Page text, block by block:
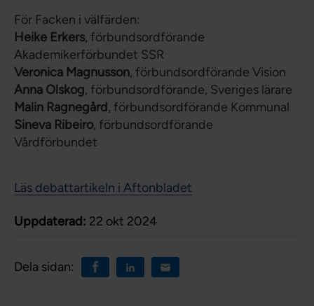
För Facken i välfärden:
Heike Erkers, förbundsordförande
Akademikerförbundet SSR
Veronica Magnusson, förbundsordförande Vision
Anna Olskog, förbundsordförande, Sveriges lärare
Malin Ragnegård, förbundsordförande Kommunal
Sineva Ribeiro, förbundsordförande
Vårdförbundet
Läs debattartikeln i Aftonbladet
Uppdaterad: 22 okt 2024
Dela sidan: